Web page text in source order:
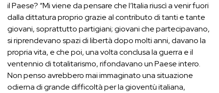
il Paese? “Mi viene da pensare che l’Italia riuscì a venir fuori
dalla dittatura proprio grazie al contributo di tanti e tante
giovani, soprattutto partigiani; giovani che partecipavano,
si riprendevano spazi di libertà dopo molti anni, davano la
propria vita, e che poi, una volta conclusa la guerra e il
ventennio di totalitarismo, rifondavano un Paese intero.
Non penso avrebbero mai immaginato una situazione
odierna di grande difficoltà per la gioventù italiana,